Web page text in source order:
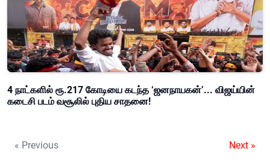
4 நாட்களில் ரூ.217 கோடியை கடந்த ‘ஜனநாயகன்’... விஜய்யின்
கடைசி படம் வசூலில் புதிய சாதனை!
« Previous Next »